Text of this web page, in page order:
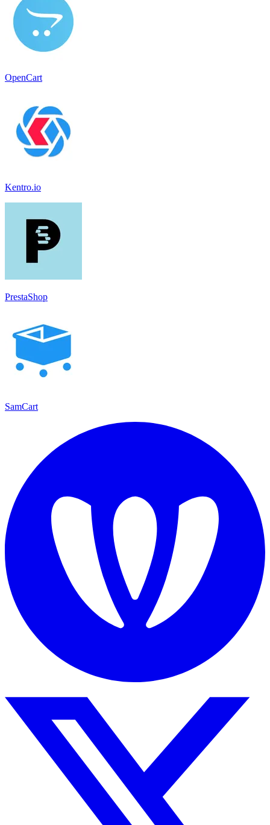
OpenCart
Kentro.io
PrestaShop
SamCart